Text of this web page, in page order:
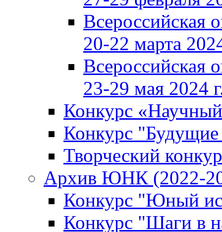
Всероссийская
20-22 марта
Всероссийская
23-29 мая 2024
Конкурс
Конкурс
Творческий
Архив ЮНК (2022-
Конкурс "Юный
Конкурс "Шаги в